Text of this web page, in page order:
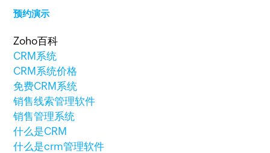
预约演示
Zoho百科
CRM系统
CRM系统价格
免费CRM系统
销售线索管理软件
销售管理系统
什么是CRM
什么是crm管理软件